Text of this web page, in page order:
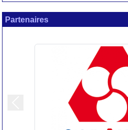
Partenaires